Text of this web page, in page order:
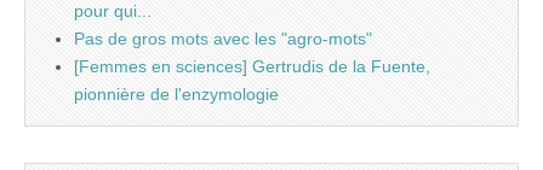
pour qui...
Pas de gros mots avec les "agro-mots"
[Femmes en sciences] Gertrudis de la Fuente,
pionnière de l'enzymologie